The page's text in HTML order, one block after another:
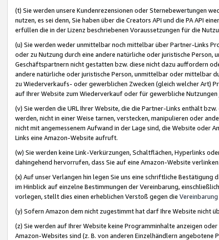
(t) Sie werden unsere Kundenrezensionen oder Sternebewertungen
nutzen, es sei denn, Sie haben über die Creators API und die PA API
erfüllen die in der Lizenz beschriebenen Voraussetzungen für die
(u) Sie werden weder unmittelbar noch mittelbar über Partner-Links
oder zu Nutzung durch eine andere natürliche oder juristische
Geschäftspartnern nicht gestatten bzw. diese nicht dazu auffordern
andere natürliche oder juristische Person, unmittelbar oder mittelbar
zu Wiederverkaufs- oder gewerblichen Zwecken (gleich welcher Art)
auf Ihrer Website zum Wiederverkauf oder für gewerbliche
(v) Sie werden die URL Ihrer Website, die die Partner-Links enthält
werden, nicht in einer Weise tarnen, verstecken, manipulieren oder
nicht mit angemessenem Aufwand in der Lage sind, die Website oder
Links eine Amazon-Website aufruft.
(w) Sie werden keine Link-Verkürzungen, Schaltflächen, Hyperlinks
dahingehend hervorrufen, dass Sie auf eine Amazon-Website
(x) Auf unser Verlangen hin legen Sie uns eine schriftliche
im Hinblick auf einzelne Bestimmungen der Vereinbarung,
vorlegen, stellt dies einen erheblichen Verstoß gegen die Vereinbarung
(y) Sofern Amazon dem nicht zugestimmt hat darf Ihre Website nicht
(z) Sie werden auf Ihrer Website keine Programminhalte anzeigen
Amazon-Websites sind (z. B. von anderen Einzelhändlern